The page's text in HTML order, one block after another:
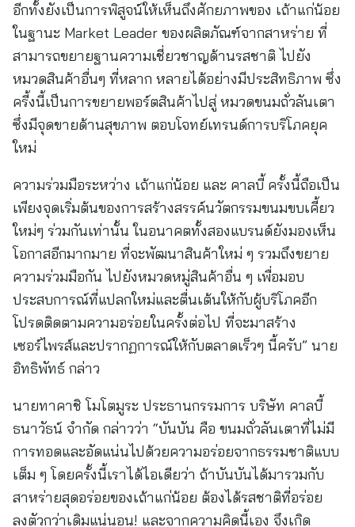
อีกทั้งยังเป็นการพิสูจน์ให้เห็นถึงศักยภาพของ เถ้าแก่น้อย
ในฐานะ Market Leader ของผลิตภัณฑ์จากสาหร่าย ที่
สามารถขยายฐานความเชี่ยวชาญด้านรสชาติ ไปยัง
หมวดสินค้าอื่นๆ ที่หลาก หลายได้อย่างมีประสิทธิภาพ ซึ่ง
ครี้งนี้เป็นการขยายพอร์ตสินค้าไปสู่ หมวดขนมถั่วลันเตา
ซึ่งมีจุดขายด้านสุขภาพ ตอบโจทย์เทรนด์การบริโภคยุค
ใหม่
ความร่วมมือระหว่าง เถ้าแก่น้อย และ คาลบี้ ครั้งนี้ถือเป็น
เพียงจุดเริ่มต้นของการสร้างสรรค์นวัตกรรมขนมขบเคี้ยว
ใหม่ๆ ร่วมกันเท่านั้น ในอนาคตทั้งสองแบรนด์ยังมองเห็น
โอกาสอีกมากมาย ที่จะพัฒนาสินค้าใหม่ ๆ รวมถึงขยาย
ความร่วมมือกัน ไปยังหมวดหมู่สินค้าอื่น ๆ เพื่อมอบ
ประสบการณ์ที่แปลกใหม่และตื่นเต้นให้กับผู้บริโภคอีก
โปรดติดตามความอร่อยในครั้งต่อไป ที่จะมาสร้าง
เซอร์ไพรส์และปรากฏการณ์ให้กับตลาดเร็วๆ นี้ครับ” นาย
อิทธิพัทธ์ กล่าว
นายทาคาชิ โมโตมูระ ประธานกรรมการ บริษัท คาลบี้
ธนาวัธน์ จำกัด กล่าวว่า “บันบัน คือ ขนมถั่วลันเตาที่ไม่มี
การทอดและอัดแน่นไปด้วยความอร่อยจากธรรมชาติแบบ
เต็ม ๆ โดยครั้งนี้เราได้ไอเดียว่า ถ้าบันบันได้มารวมกับ
สาหร่ายสุดอร่อยของเถ้าแก่น้อย ต้องได้รสชาติที่อร่อย
ลงตัวกว่าเดิมแน่นอน! และจากความคิดนี้เอง จึงเกิด